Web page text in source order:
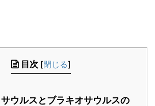
目次 [閉じる]
ウルスとブラキオサウルスの